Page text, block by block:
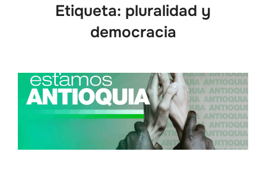
Etiqueta: pluralidad y
democracia